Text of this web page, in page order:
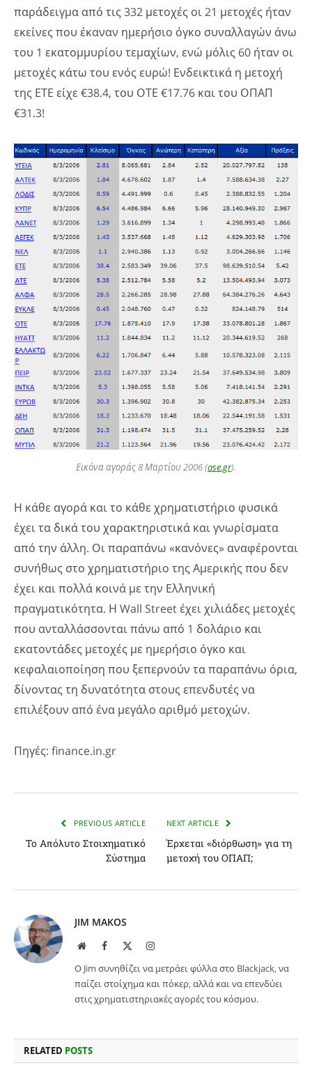
παράδειγμα από τις 332 μετοχές οι 21 μετοχές ήταν
εκείνες που έκαναν ημερήσιο όγκο συναλλαγών άνω
του 1 εκατομμυρίου τεμαχίων, ενώ μόλις 60 ήταν οι
μετοχές κάτω του ενός ευρώ! Ενδεικτικά η μετοχή
της ΕΤΕ είχε €38.4, του ΟΤΕ €17.76 και του ΟΠΑΠ
€31.3!
Εικόνα αγοράς 8 Μαρτίου 2006 (ase.gr).
Η κάθε αγορά και το κάθε χρηματιστήριο φυσικά
έχει τα δικά του χαρακτηριστικά και γνωρίσματα
από την άλλη. Οι παραπάνω «κανόνες» αναφέρονται
συνήθως στο χρηματιστήριο της Αμερικής που δεν
έχει και πολλά κοινά με την Ελληνική
πραγματικότητα. Η Wall Street έχει χιλιάδες μετοχές
που ανταλλάσσονται πάνω από 1 δολάριο και
εκατοντάδες μετοχές με ημερήσιο όγκο και
κεφαλαιοποίηση που ξεπερνούν τα παραπάνω όρια,
δίνοντας τη δυνατότητα στους επενδυτές να
επιλέξουν από ένα μεγάλο αριθμό μετοχών.
Πηγές: finance.in.gr
PREVIOUS ARTICLE
Το Απόλυτο Στοιχηματικό
Σύστημα
NEXT ARTICLE
Έρχεται «διόρθωση» για τη
μετοχή του ΟΠΑΠ;
JIM MAKOS
WebsiteFacebook Instagram
Ο Jim συνηθίζει να μετράει φύλλα στο Blackjack, να
παίζει στοίχημα και πόκερ, αλλά και να επενδύει
στις χρηματιστηριακές αγορές του κόσμου.
RELATED POSTS